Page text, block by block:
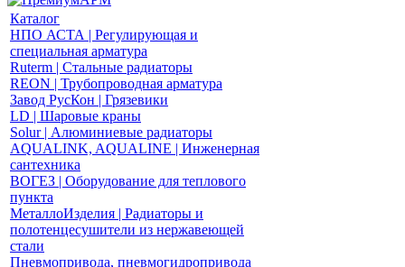
Каталог
НПО АСТА | Регулирующая и
специальная арматура
Ruterm | Стальные радиаторы
REON | Трубопроводная арматура
Завод РусКон | Грязевики
LD | Шаровые краны
Solur | Алюминиевые радиаторы
AQUALINK, AQUALINE | Инженерная
сантехника
ВОГЕЗ | Оборудование для теплового
пункта
МеталлоИзделия | Радиаторы и
полотенцесушители из нержавеющей
стали
Пневмопривода, пневмогидропривода